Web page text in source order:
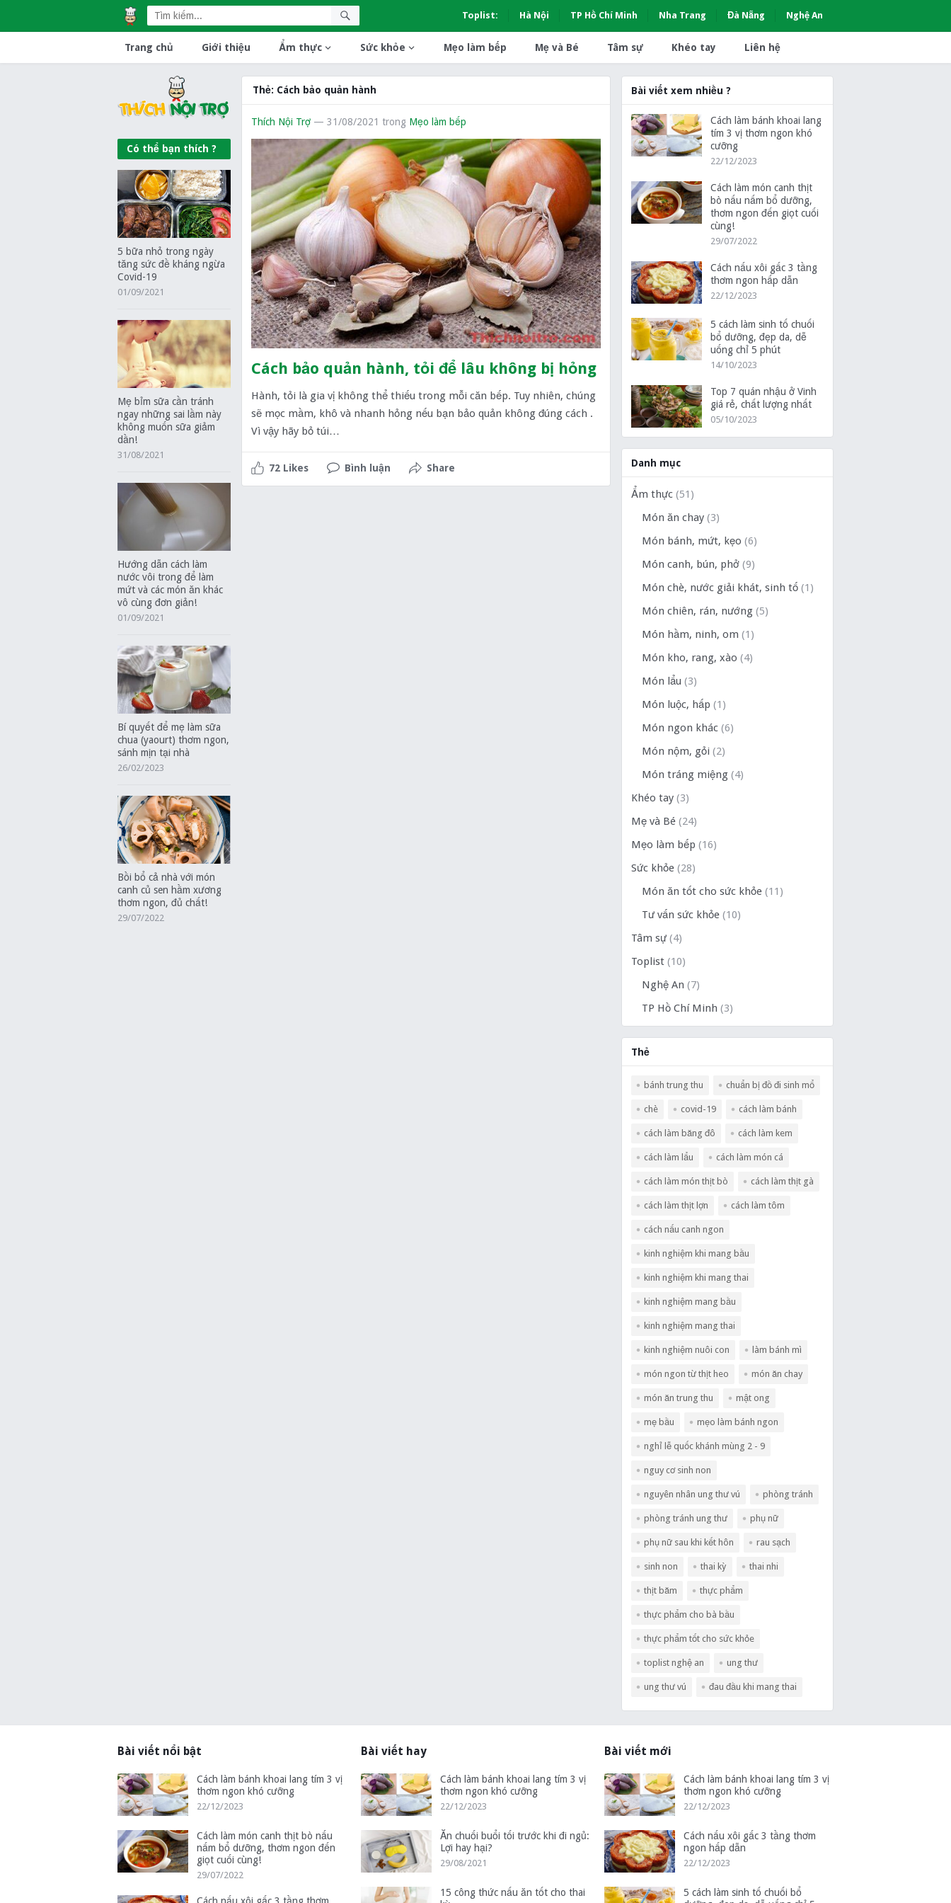
Toplist: Hà Nội TP Hồ Chí Minh Nha Trang Đà Nẵng Nghệ An
Trang chủ Giới thiệu Ẩm thực Sức khỏe Mẹo làm bếp Mẹ và Bé Tâm sự Khéo tay Liên hệ
Có thể bạn thích ?
5 bữa nhỏ trong ngày
tăng sức đề kháng ngừa
Covid-19
01/09/2021
Mẹ bỉm sữa cần tránh
ngay những sai lầm này
không muốn sữa giảm
dần!
31/08/2021
Hướng dẫn cách làm
nước vôi trong để làm
mứt và các món ăn khác
vô cùng đơn giản!
01/09/2021
Bí quyết để mẹ làm sữa
chua (yaourt) thơm ngon,
sánh mịn tại nhà
26/02/2023
Bồi bổ cả nhà với món
canh củ sen hầm xương
thơm ngon, đủ chất!
29/07/2022
Thẻ: Cách bảo quản hành
Thích Nội Trợ — 31/08/2021 trong Mẹo làm bếp
Cách bảo quản hành, tỏi để lâu không bị hỏng
Hành, tỏi là gia vị không thể thiếu trong mỗi căn bếp. Tuy nhiên, chúng
sẽ mọc mầm, khô và nhanh hỏng nếu bạn bảo quản không đúng cách .
Vì vậy hãy bỏ túi…
72 Likes Bình luận Share
Bài viết xem nhiều ?
Cách làm bánh khoai lang
tím 3 vị thơm ngon khó
cưỡng
22/12/2023
Cách làm món canh thịt
bò nấu nấm bổ dưỡng,
thơm ngon đến giọt cuối
cùng!
29/07/2022
Cách nấu xôi gấc 3 tầng
thơm ngon hấp dẫn
22/12/2023
5 cách làm sinh tố chuối
bổ dưỡng, đẹp da, dễ
uống chỉ 5 phút
14/10/2023
Top 7 quán nhậu ở Vinh
giá rẻ, chất lượng nhất
05/10/2023
Danh mục
Ẩm thực (51)
Món ăn chay (3)
Món bánh, mứt, kẹo (6)
Món canh, bún, phở (9)
Món chè, nước giải khát, sinh tố (1)
Món chiên, rán, nướng (5)
Món hầm, ninh, om (1)
Món kho, rang, xào (4)
Món lẩu (3)
Món luộc, hấp (1)
Món ngon khác (6)
Món nộm, gỏi (2)
Món tráng miệng (4)
Khéo tay (3)
Mẹ và Bé (24)
Mẹo làm bếp (16)
Sức khỏe (28)
Món ăn tốt cho sức khỏe (11)
Tư vấn sức khỏe (10)
Tâm sự (4)
Toplist (10)
Nghệ An (7)
TP Hồ Chí Minh (3)
Thẻ
bánh trung thu chuẩn bị đồ đi sinh mổ
chè covid-19 cách làm bánh
cách làm băng đô cách làm kem
cách làm lẩu cách làm món cá
cách làm món thịt bò cách làm thịt gà
cách làm thịt lợn cách làm tôm
cách nấu canh ngon
kinh nghiệm khi mang bầu
kinh nghiệm khi mang thai
kinh nghiệm mang bầu
kinh nghiệm mang thai
kinh nghiệm nuôi con làm bánh mì
món ngon từ thịt heo món ăn chay
món ăn trung thu mật ong
mẹ bầu mẹo làm bánh ngon
nghỉ lễ quốc khánh mùng 2 - 9
nguy cơ sinh non
nguyên nhân ung thư vú phòng tránh
phòng tránh ung thư phụ nữ
phụ nữ sau khi kết hôn rau sạch
sinh non thai kỳ thai nhi
thịt băm thực phẩm
thực phẩm cho bà bầu
thực phẩm tốt cho sức khỏe
toplist nghệ an ung thư
ung thư vú đau đầu khi mang thai
Bài viết nổi bật
Cách làm bánh khoai lang tím 3 vị
thơm ngon khó cưỡng
22/12/2023
Cách làm món canh thịt bò nấu
nấm bổ dưỡng, thơm ngon đến
giọt cuối cùng!
29/07/2022
Bài viết hay
Cách làm bánh khoai lang tím 3 vị
thơm ngon khó cưỡng
22/12/2023
Ăn chuối buổi tối trước khi đi ngủ:
Lợi hay hại?
29/08/2021
15 công thức nấu ăn tốt cho thai
Bài viết mới
Cách làm bánh khoai lang tím 3 vị
thơm ngon khó cưỡng
22/12/2023
Cách nấu xôi gấc 3 tầng thơm
ngon hấp dẫn
22/12/2023
5 cách làm sinh tố chuối bổ